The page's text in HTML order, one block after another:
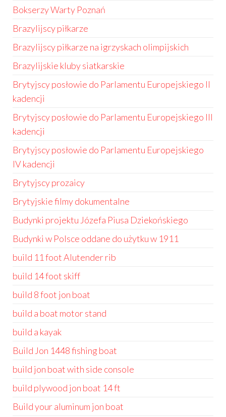
Bokserzy Warty Poznań
Brazylijscy piłkarze
Brazylijscy piłkarze na igrzyskach olimpijskich
Brazylijskie kluby siatkarskie
Brytyjscy posłowie do Parlamentu Europejskiego II
kadencji
Brytyjscy posłowie do Parlamentu Europejskiego III
kadencji
Brytyjscy posłowie do Parlamentu Europejskiego
IV kadencji
Brytyjscy prozaicy
Brytyjskie filmy dokumentalne
Budynki projektu Józefa Piusa Dziekońskiego
Budynki w Polsce oddane do użytku w 1911
build 11 foot Alutender rib
build 14 foot skiff
build 8 foot jon boat
build a boat motor stand
build a kayak
Build Jon 1448 fishing boat
build jon boat with side console
build plywood jon boat 14 ft
Build your aluminum jon boat